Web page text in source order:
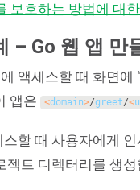
보호하는 방법에 대
– Go 웹 앱 만
액세스할 때 화면에
앱은 <domain>/greet/<
스할 때 사용자에게
젝트 디렉터리를 생성